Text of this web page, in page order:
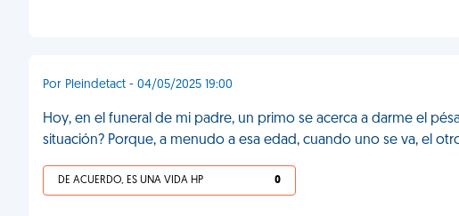
Por Pleindetact - 04/05/2025 19:00
Hoy, en el funeral de mi padre, un primo se acerca a darme el
situación? Porque, a menudo a esa edad, cuando uno se va, el
DE ACUERDO, ES UNA VIDA HP 0